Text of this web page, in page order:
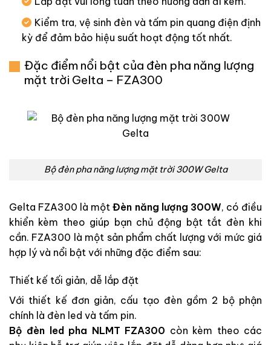
Kiểm tra, vệ sinh đèn và tấm pin quang điện định
kỳ để đảm bảo hiệu suất hoạt động tốt nhất.
Đặc điểm nổi bật của đèn pha năng lượng
mặt trời Gelta – FZA300
Bộ đèn pha năng lượng mặt trời 300W Gelta
Gelta FZA300 là mộtĐèn năng lượng 300W, có điều
khiển kèm theo giúp bạn chủ động bật tắt đèn khi
cần. FZA300 là một sản phẩm chất lượng với mức giá
hợp lý và nổi bật với những đặc điểm sau:
Thiết kế tối giản, dễ lắp đặt
Với thiết kế đơn giản, cấu tạo đèn gồm 2 bộ phận
chính là đèn led và tấm pin.
Bộ đèn led pha NLMT FZA300 còn kèm theo các